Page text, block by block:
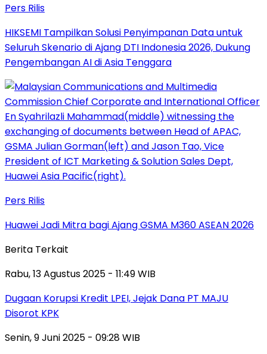
Pers Rilis
HIKSEMI Tampilkan Solusi Penyimpanan Data untuk
Seluruh Skenario di Ajang DTI Indonesia 2026, Dukung
Pengembangan AI di Asia Tenggara
Pers Rilis
Huawei Jadi Mitra bagi Ajang GSMA M360 ASEAN 2026
Berita Terkait
Rabu, 13 Agustus 2025 - 11:49 WIB
Dugaan Korupsi Kredit LPEI, Jejak Dana PT MAJU
Disorot KPK
Senin, 9 Juni 2025 - 09:28 WIB